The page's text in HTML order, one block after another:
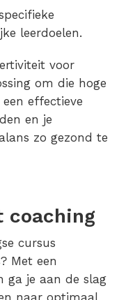
leerdoelen.
voor
om die hoge
effectieve
en je
zo gezond te
coaching
cursus
Met een
ga je aan de slag
naar optimaal